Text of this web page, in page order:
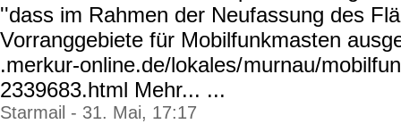
''dass im Rahmen der Neufassung des
Vorranggebiete für Mobilfunkmasten
.merkur-online.de/lokales/murnau/
2339683.html Mehr... ...
Starmail - 31. Mai, 17:17